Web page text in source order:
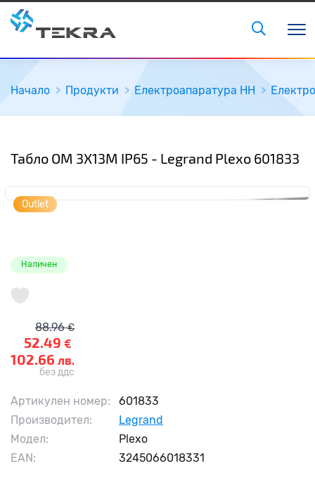
Начало Продукти Електроапаратура НН
Табло ОМ 3X13M IP65 - Legrand Plexo 601833
Outlet
Наличен
88.96€
52.49 €
102.66 лв.
без ддс
Артикулен номер:
601833
Производител:
Legrand
Модел:
Plexo
EAN:
3245066018331